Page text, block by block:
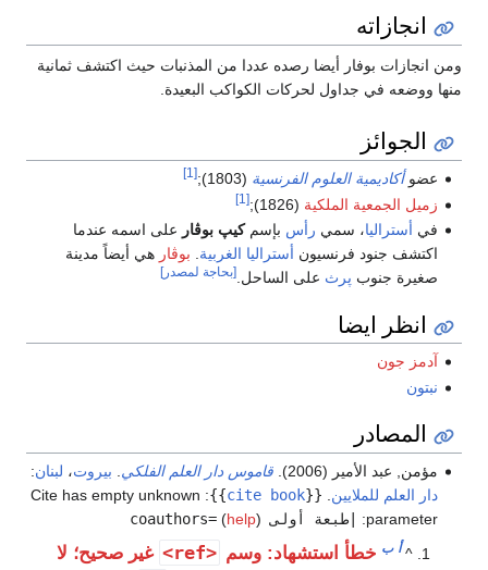
انجازاته
ومن انجازات بوفار أيضا رصده عددا من المذنبات حيث اكتشف ثمانية
منها ووضعه في جداول لحركات الكواكب البعيدة.
الجوائز
عضوأكاديمية العلوم الفرنسية (1803);
[1]
زميل الجمعية الملكية (1826);
[1]
في أستراليا، سمي رأس بإسمكيپ بوڤار على اسمه عندما
اكتشف جنود فرنسيون أستراليا الغربية بوڤار هي أيضاً مدينة
صغيرة جنوب پرث على الساحل.[بحاجة لمصدر]
انظر ايضا
آدمز جون
نبتون
المصادر
مؤمن, عبد الأمير (2006). قاموس دار العلم الفلكي بيروت، لبنان:
دار العلم للملايين
{{
cite book
}}
:
Cite has empty unknown
parameter:
|طبعة أولى coauthors= (help)
^أ ب خطأ استشهاد: وسم <ref>
غير صحيح؛ لا